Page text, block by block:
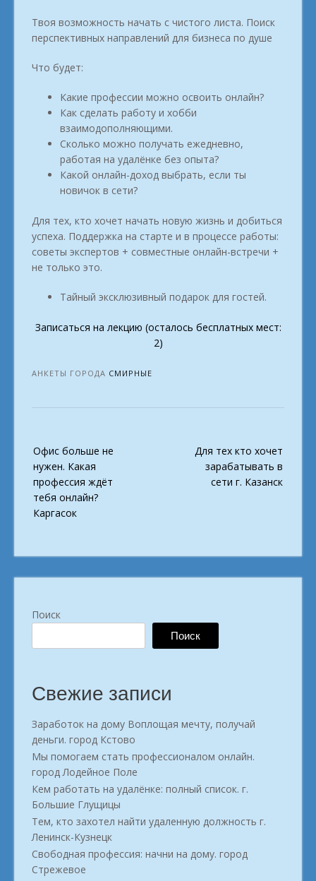
Твоя возможность начать с чистого листа. Поиск
перспективных направлений для бизнеса по душе
Что будет:
Какие профессии можно освоить онлайн?
Как сделать работу и хобби
взаимодополняющими.
Сколько можно получать ежедневно,
работая на удалёнке без опыта?
Какой онлайн-доход выбрать, если ты
новичок в сети?
Для тех, кто хочет начать новую жизнь и добиться
успеха. Поддержка на старте и в процессе работы:
советы экспертов + совместные онлайн-встречи +
не только это.
Тайный эксклюзивный подарок для гостей.
Записаться на лекцию (осталось бесплатных мест:
2)
АНКЕТЫ ГОРОДА СМИРНЫЕ
navigation
Офис больше не
нужен. Какая
профессия ждёт
тебя онлайн?
Каргасок
Для тех кто хочет
зарабатывать в
сети г. Казанск
Поиск
Поиск
Свежие записи
Заработок на дому Воплощая мечту, получай
деньги. город Кстово
Мы помогаем стать профессионалом онлайн.
город Лодейное Поле
Кем работать на удалёнке: полный список. г.
Большие Глущицы
Тем, кто захотел найти удаленную должность г.
Ленинск-Кузнецк
Свободная профессия: начни на дому. город
Стрежевое